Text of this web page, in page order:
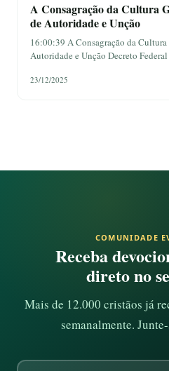
A Consagração da Cultura
de Autoridade e Unção
16:00:39 A Consagração da
Autoridade e Unção Decreto
23/12/2025
COMUNIDADE
Receba
direto no
Mais de 12.000 cristãos já
semanalmente.